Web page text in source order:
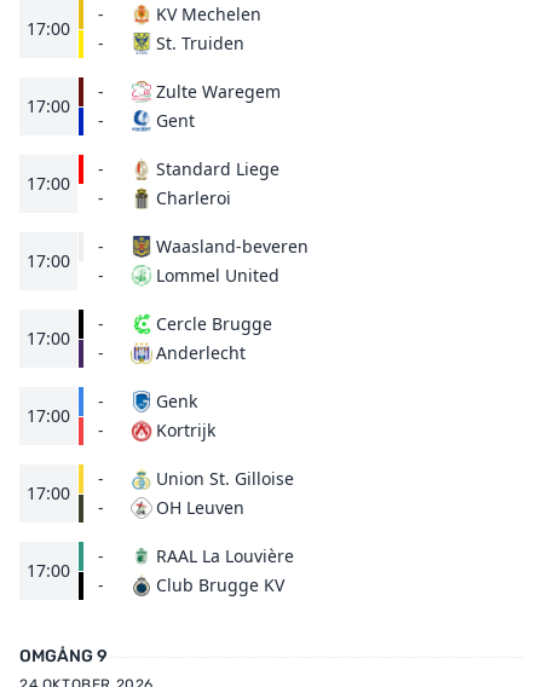
17:00
-
-
KV Mechelen
St. Truiden
17:00
-
-
Zulte Waregem
Gent
17:00
-
-
Standard Liege
Charleroi
17:00
-
-
Waasland-beveren
Lommel United
17:00
-
-
Cercle Brugge
Anderlecht
17:00
-
-
Genk
Kortrijk
17:00
-
-
Union St. Gilloise
OH Leuven
17:00
-
-
RAAL La Louvière
Club Brugge KV
OMGÅNG 9